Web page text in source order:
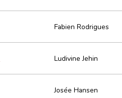
Fabien Rodrigues
Ludivine Jehin
Josée Hansen